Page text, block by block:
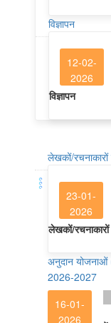
विज्ञापन
12-02-
2026
विज्ञापन
लेखकों/रचनाकारों
23-01-
2026
लेखकों/रचनाकारों
अनुदान योजनाओं
2026-2027
16-01-
2026